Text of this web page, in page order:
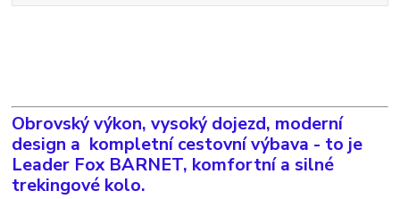
Obrovský výkon, vysoký dojezd, moderní
design a kompletní cestovní výbava - to je
Leader Fox BARNET, komfortní a silné
trekingové kolo.